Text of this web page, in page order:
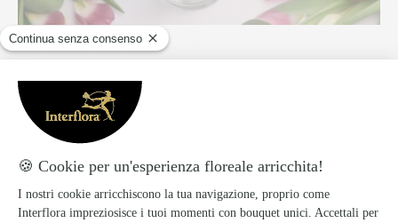
La rimozione delle foglie è importante
particolare quelle più basse. In questo modo l’acqua
resterà fresca a lungo e il tulipano si servirà
dell’acqua solamente per la fioritura invece di nutrire